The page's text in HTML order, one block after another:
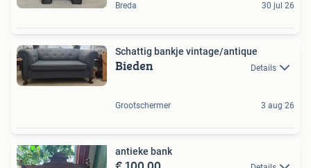
Breda 30 jul 26
Schattig bankje vintage/antique
Bieden Details
Grootschermer 3 aug 26
antieke bank